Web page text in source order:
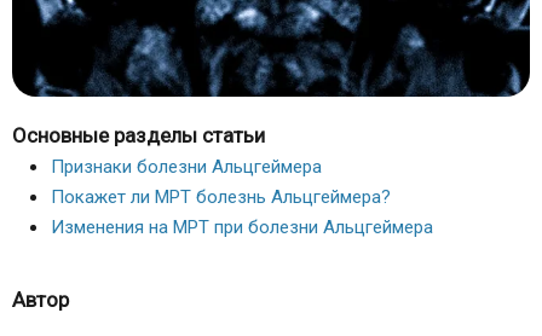
Основные разделы статьи
Признаки болезни Альцгеймера
Покажет ли МРТ болезнь Альцгеймера?
Изменения на МРТ при болезни Альцгеймера
Автор